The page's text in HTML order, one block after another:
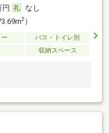
円
なし
2）
バス・トイレ別
収納スペース